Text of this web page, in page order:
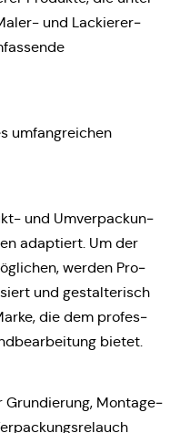
und Lackie­rer­
umfang­rei­chen
und Umver­pa­ckun­
adap­tiert. Um der
werden Pro­
und gestal­te­risch
die dem pro­fes­
bietet.
Grun­die­rung, Mon­ta­ge­